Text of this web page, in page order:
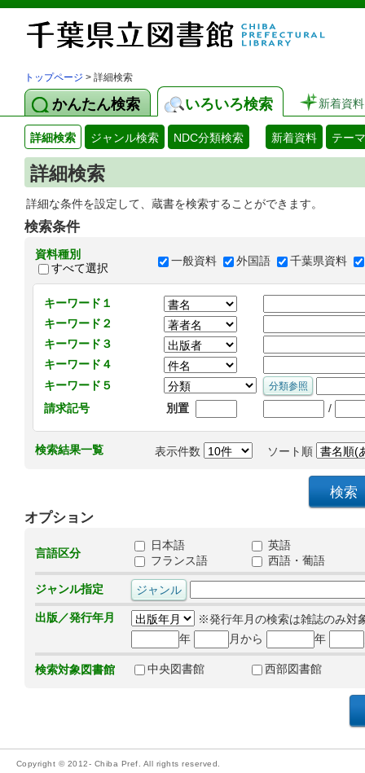
トップページ > 詳細検索
かんたん検索 いろいろ検索 新着資料
詳細検索 ジャンル検索 NDC分類検索 新着資料 テー
詳細検索
詳細な条件を設定して、蔵書を検索することができます。
検索条件
資料種別
すべて選択
一般資料 外国語 千葉県資料
キーワード１
キーワード２
キーワード３
キーワード４
キーワード５
請求記号
別置 /
検索結果一覧 表示件数 ソート順
オプション
言語区分
日本語
英語
フランス語
西語・葡語
ジャンル指定
出版／発行年月
※発行年月の検索は雑誌のみ対
年
月から 年
検索対象図書館 中央図書館 西部図書館
Copyright © 2012- Chiba Pref. All rights reserved.